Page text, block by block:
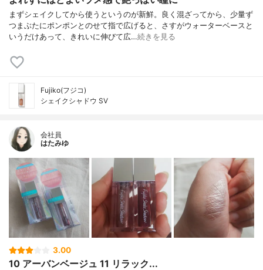
まずシェイクしてから使うというのが新鮮。良く混ざってから、少量ず
つまぶたにポンポンとのせて指で広げると、さすがウォーターベースと
いうだけあって、きれいに伸びて広…続きを見る
Fujiko(フジコ)
シェイクシャドウ SV
会社員
はたみゆ
3.00
10 アーバンベージュ 11 リラック...